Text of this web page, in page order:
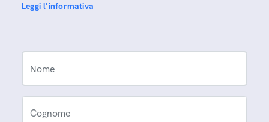
Leggi l'informativa
Nome
Cognome